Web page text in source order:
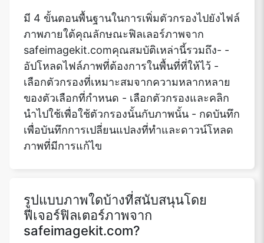
มี 4 ขั้นตอนพื้นฐานในการเพิ่มตัวกรองไปยังไฟล์
ภาพภายใต้คุณลักษณะฟิลเลอร์ภาพจาก
safeimagekit.comคุณสมบัติเหล่านี้รวมถึง- -
อัปโหลดไฟล์ภาพที่ต้องการในพื้นที่ที่ให้ไว้ -
เลือกตัวกรองที่เหมาะสมจากความหลากหลาย
ของตัวเลือกที่กำหนด - เลือกตัวกรองและคลิก
นำไปใช้เพื่อใช้ตัวกรองนั้นกับภาพนั้น - กดบันทึก
เพื่อบันทึกการเปลี่ยนแปลงที่ทำและดาวน์โหลด
ภาพที่มีการแก้ไข
รูปแบบภาพใดบ้างที่สนับสนุนโดย
ฟีเจอร์ฟิลเตอร์ภาพจาก
safeimagekit.com?